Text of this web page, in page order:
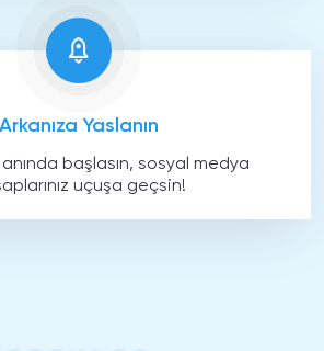
Arkanıza Yaslanın
başlasın, sosyal medya
uçuşa geçsin!